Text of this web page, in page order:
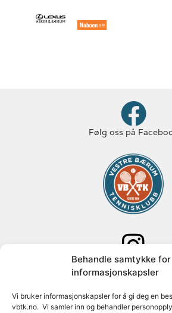
Behandle samtykke for
informasjonskapsler
Vi bruker informasjonskapsler for å gi deg en
vbtk.no. Vi samler inn og behandler
Følg oss på
Følg oss på
Adresse: Paal Bergs vei
1348 Rykkinn